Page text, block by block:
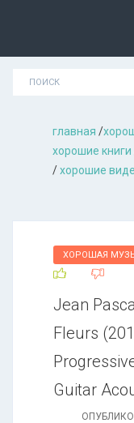
главная /
хорошие книги
/хорошие
ХОРОШАЯ
Jean
Fleurs
Guitar